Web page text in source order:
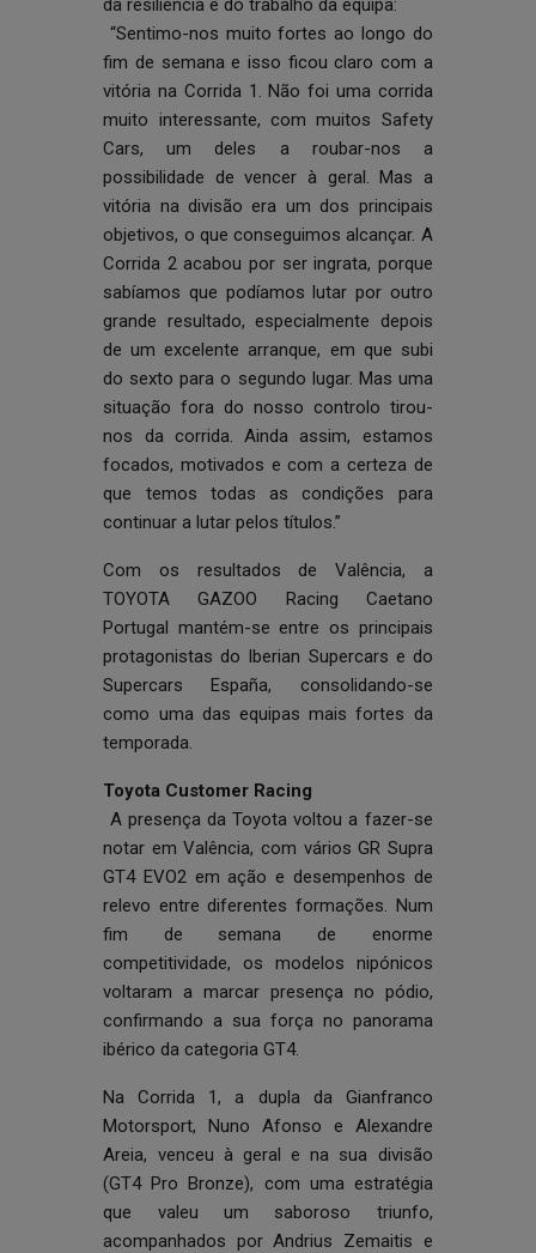
da resiliência e do trabalho da equipa:
“Sentimo-nos muito fortes ao longo do
fim de semana e isso ficou claro com a
vitória na Corrida 1. Não foi uma corrida
muito interessante, com muitos Safety
Cars, um deles a roubar-nos a
possibilidade de vencer à geral. Mas a
vitória na divisão era um dos principais
objetivos, o que conseguimos alcançar. A
Corrida 2 acabou por ser ingrata, porque
sabíamos que podíamos lutar por outro
grande resultado, especialmente depois
de um excelente arranque, em que subi
do sexto para o segundo lugar. Mas uma
situação fora do nosso controlo tirou-
nos da corrida. Ainda assim, estamos
focados, motivados e com a certeza de
que temos todas as condições para
continuar a lutar pelos títulos.”
Com os resultados de Valência, a
TOYOTA GAZOO Racing Caetano
Portugal mantém-se entre os principais
protagonistas do Iberian Supercars e do
Supercars España, consolidando-se
como uma das equipas mais fortes da
temporada.
Toyota Customer Racing
A presença da Toyota voltou a fazer-se
notar em Valência, com vários GR Supra
GT4 EVO2 em ação e desempenhos de
relevo entre diferentes formações. Num
fim de semana de enorme
competitividade, os modelos nipónicos
voltaram a marcar presença no pódio,
confirmando a sua força no panorama
ibérico da categoria GT4.
Na Corrida 1, a dupla da Gianfranco
Motorsport, Nuno Afonso e Alexandre
Areia, venceu à geral e na sua divisão
(GT4 Pro Bronze), com uma estratégia
que valeu um saboroso triunfo,
acompanhados por Andrius Zemaitis e